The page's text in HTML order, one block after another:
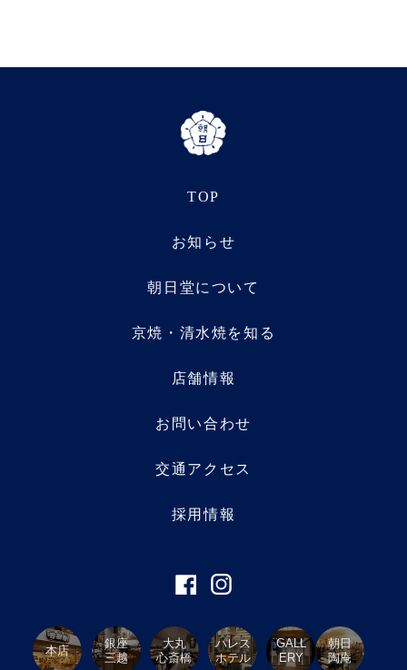
TOP
お知らせ
朝日堂について
京焼・清水焼を知る
店舗情報
お問い合わせ
交通アクセス
採用情報
本店
銀座
三越
大丸
心斎橋
パレス
ホテル
GALL
ERY
朝日
陶庵